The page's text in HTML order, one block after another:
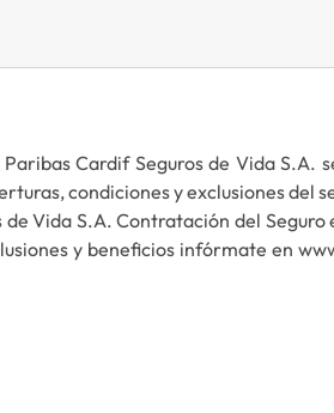
Cardif Seguros de Vida S.A.
condiciones y exclusiones
Vida S.A. Contratación del
y beneficios infórmate en